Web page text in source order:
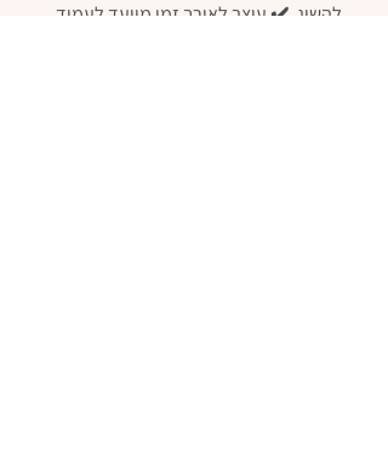
להשיג. ✔️ עוצב לאורך זמן מיועד לעמוד